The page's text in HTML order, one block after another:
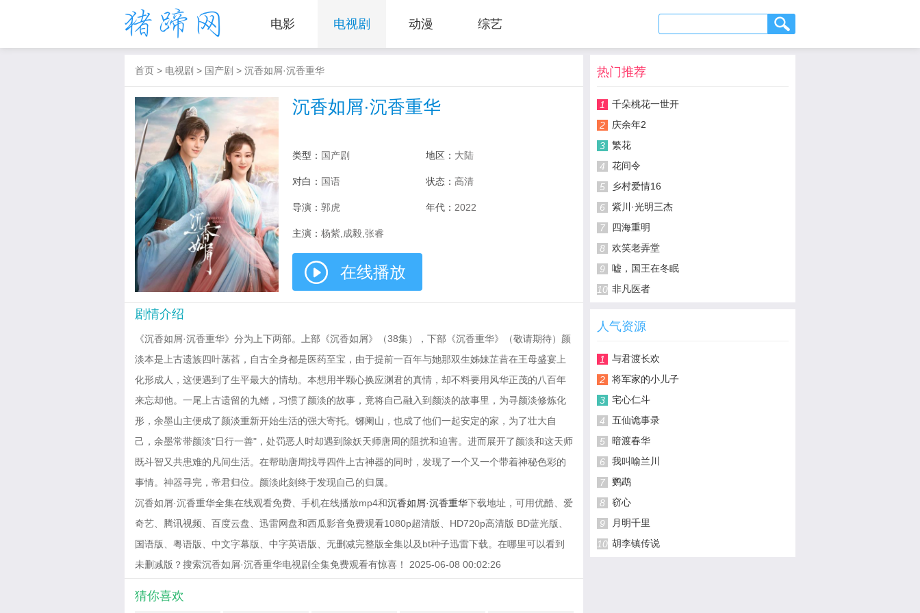
电影 电视剧 动漫 综艺
首页 > 电视剧 > 国产剧 > 沉香如屑·沉香重华
沉香如屑·沉香重华
类型： 国产剧 地区： 大陆
对白： 国语 状态： 高清
导演： 郭虎 年代： 2022
主演： 杨紫,成毅,张睿
在线播放
剧情介绍
《沉香如屑·沉香重华》分为上下两部。上部《沉香如屑》（38集），下部《沉香重华》（敬请期待）颜
淡本是上古遗族四叶菡萏，自古全身都是医药至宝，由于提前一百年与她那双生姊妹芷昔在王母盛宴上
化形成人，这便遇到了生平最大的情劫。本想用半颗心换应渊君的真情，却不料要用风华正茂的八百年
来忘却他。一尾上古遗留的九鳍，习惯了颜淡的故事，竟将自己融入到颜淡的故事里，为寻颜淡修炼化
形，余墨山主便成了颜淡重新开始生活的强大寄托。铘阑山，也成了他们一起安定的家，为了壮大自
己，余墨常带颜淡"日行一善"，处罚恶人时却遇到除妖天师唐周的阻扰和迫害。进而展开了颜淡和这天师
既斗智又共患难的凡间生活。在帮助唐周找寻四件上古神器的同时，发现了一个又一个带着神秘色彩的
事情。神器寻完，帝君归位。颜淡此刻终于发现自己的归属。
沉香如屑·沉香重华全集在线观看免费、手机在线播放mp4和沉香如屑·沉香重华下载地址，可用优酷、爱
奇艺、腾讯视频、百度云盘、迅雷网盘和西瓜影音免费观看1080p超清版、HD720p高清版 BD蓝光版、
国语版、粤语版、中文字幕版、中字英语版、无删减完整版全集以及bt种子迅雷下载。在哪里可以看到
未删减版？搜索沉香如屑·沉香重华电视剧全集免费观看有惊喜！ 2025-06-08 00:02:26
猜你喜欢
热门推荐
1
千朵桃花一世开
2
庆余年2
3
繁花
4
花间令
5
乡村爱情16
6
紫川·光明三杰
7
四海重明
8
欢笑老弄堂
9
嘘，国王在冬眠
10 非凡医者
人气资源
1
与君渡长欢
2
将军家的小儿子
3
宅心仁斗
4
五仙诡事录
5
暗渡春华
6
我叫喻兰川
7
鹦鹉
8
窃心
9
月明千里
10 胡李镇传说